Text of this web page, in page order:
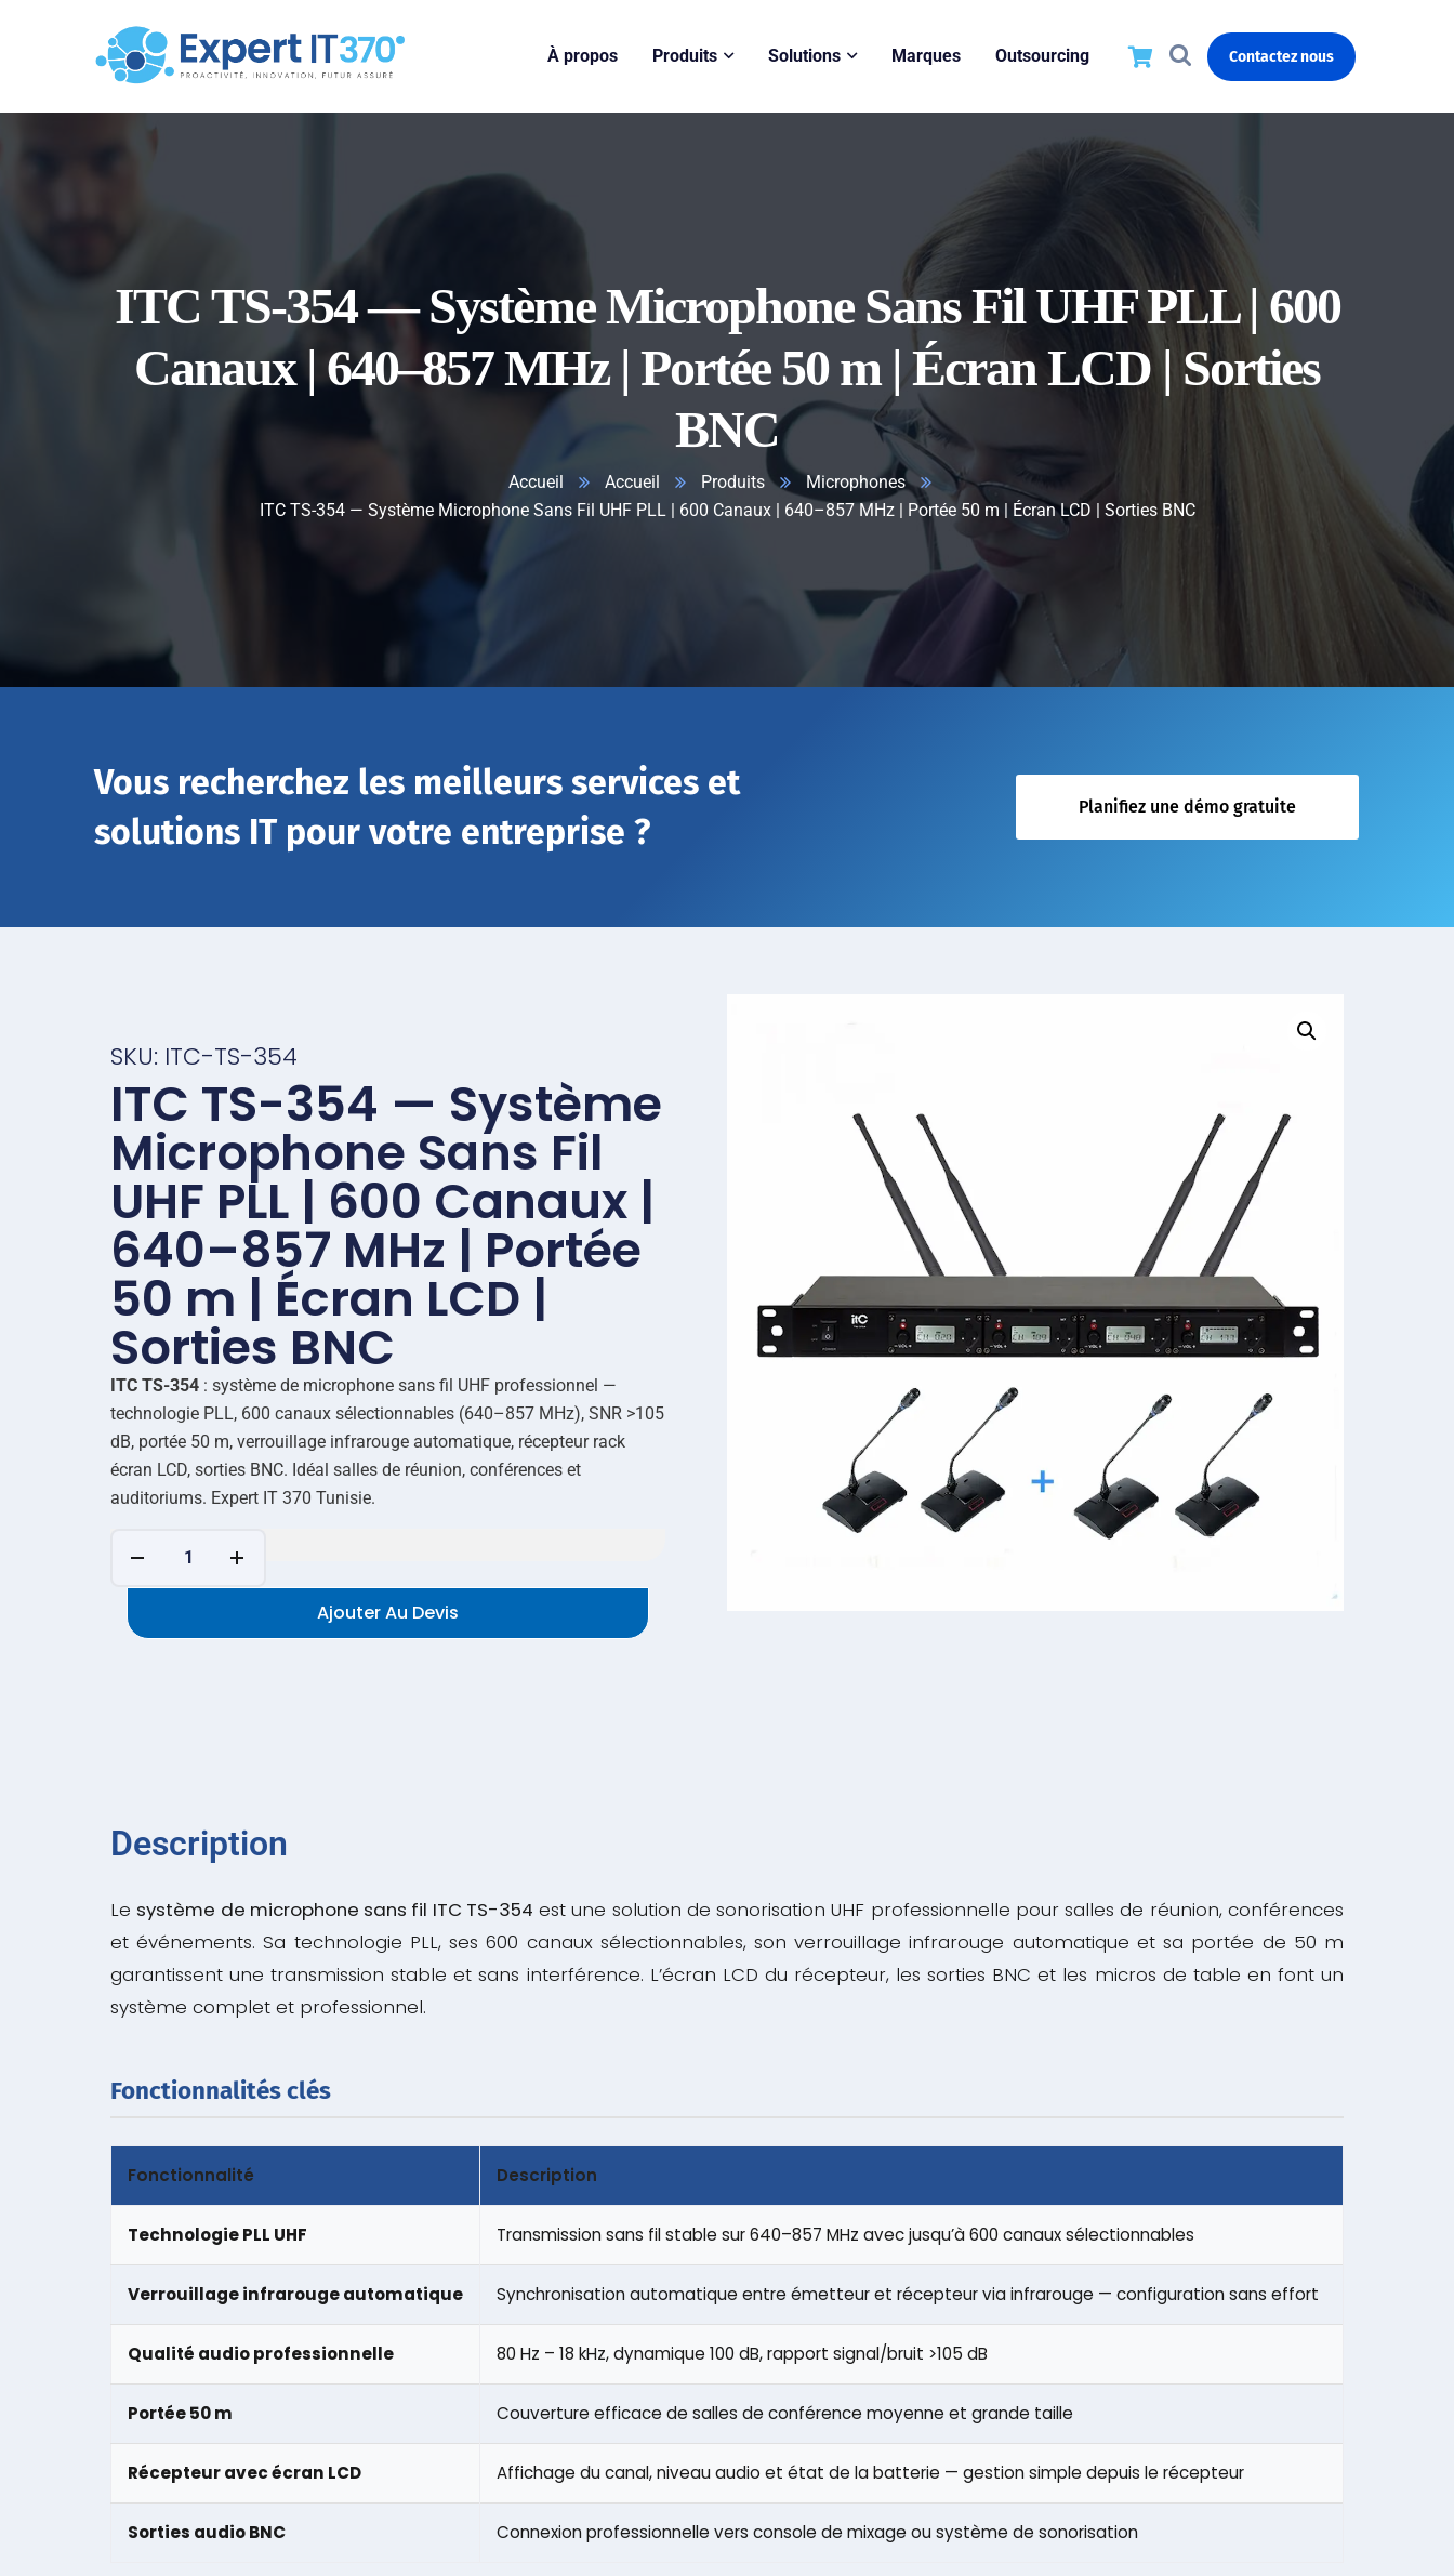
À propos Produits Solutions Marques Outsourcing Contactez nous
ITC TS-354 — Système Microphone Sans Fil UHF PLL | 600
Canaux | 640–857 MHz | Portée 50 m | Écran LCD | Sorties
BNC
Accueil Accueil Produits
Microphones
ITC TS-354 — Système Microphone Sans Fil UHF PLL | 600 Canaux | 640–857 MHz | Portée 50 m | Écran LCD | Sorties BNC
Vous recherchez les meilleurs services et
solutions IT pour votre entreprise ?
Planifiez une démo gratuite
SKU: ITC-TS-354
ITC TS-354 — Système
Microphone Sans Fil
UHF PLL | 600 Canaux |
640–857 MHz | Portée
50 m | Écran LCD |
Sorties BNC
ITC TS-354 : système de microphone sans fil UHF professionnel —
technologie PLL, 600 canaux sélectionnables (640–857 MHz), SNR >105
dB, portée 50 m, verrouillage infrarouge automatique, récepteur rack
écran LCD, sorties BNC. Idéal salles de réunion, conférences et
auditoriums. Expert IT 370 Tunisie.
Ajouter Au Devis
Description
Le système de microphone sans fil ITC TS-354 est une solution de sonorisation UHF professionnelle pour salles de réunion, conférences
et événements. Sa technologie PLL, ses 600 canaux sélectionnables, son verrouillage infrarouge automatique et sa portée de 50 m
garantissent une transmission stable et sans interférence. L’écran LCD du récepteur, les sorties BNC et les micros de table en font un
système complet et professionnel.
Fonctionnalités clés
Fonctionnalité Description
Technologie PLL UHF Transmission sans fil stable sur 640–857 MHz avec jusqu’à 600 canaux sélectionnables
Verrouillage infrarouge automatique Synchronisation automatique entre émetteur et récepteur via infrarouge — configuration sans effort
Qualité audio professionnelle 80 Hz – 18 kHz, dynamique 100 dB, rapport signal/bruit >105 dB
Portée 50 m Couverture efficace de salles de conférence moyenne et grande taille
Récepteur avec écran LCD Affichage du canal, niveau audio et état de la batterie — gestion simple depuis le récepteur
Sorties audio BNC Connexion professionnelle vers console de mixage ou système de sonorisation